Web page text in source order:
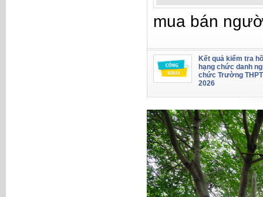
mua bán
Kết quả kiểm tra
hạng chức danh
chức Trường
2026